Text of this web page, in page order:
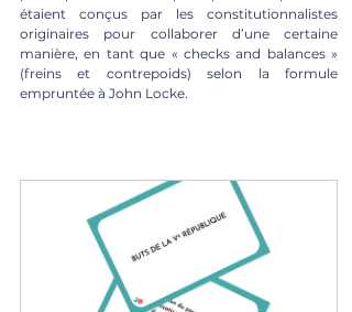
étaient conçus par les constitutionnalistes
originaires pour collaborer d’une certaine
manière, en tant que « checks and balances »
(freins et contrepoids) selon la formule
empruntée à John Locke.